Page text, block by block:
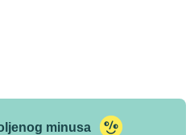
minusa